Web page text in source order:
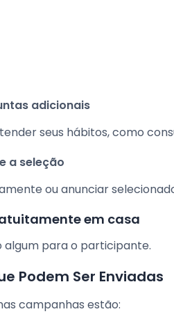
adicionais
seus hábitos, como
a seleção
ou anunciar
em casa
algum para o participante.
Podem Ser Enviadas
campanhas estão: